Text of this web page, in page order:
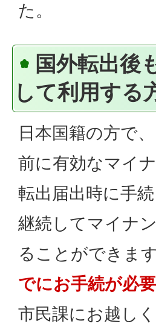
た。
国外転出後
して利用する
日本国籍の方で
前に有効なマイ
転出届出時に手
継続してマイナ
ることができま
でにお手続が必要
市民課にお越しく